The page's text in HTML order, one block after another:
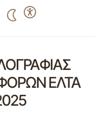
ΕΛΤΑ